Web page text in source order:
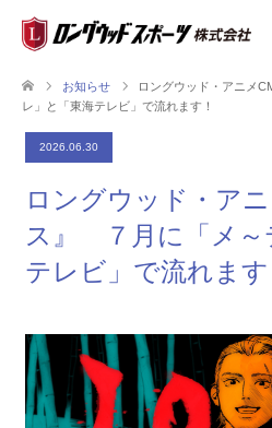
お知らせ
ロングウッド・アニメ
レ」と「東海テレビ」で流れます！
2026.06.30
ロングウッド・ア
ス』 ７月に「メ～
テレビ」で流れます